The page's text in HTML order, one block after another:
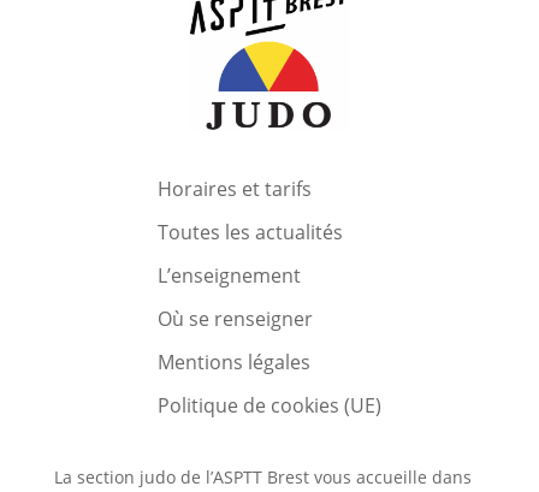
Horaires et tarifs
Toutes les actualités
L’enseignement
Où se renseigner
Mentions légales
Politique de cookies (UE)
La section judo de l’ASPTT Brest vous accueille dans